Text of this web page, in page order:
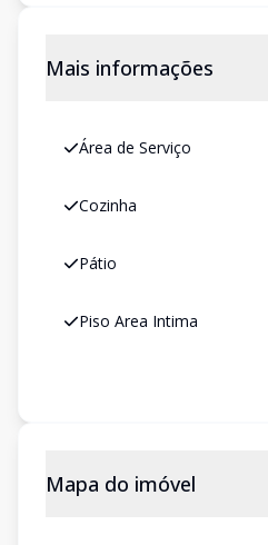
Mais informações
Área de Serviço
Cozinha
Pátio
Piso Area Intima
Mapa do imóvel